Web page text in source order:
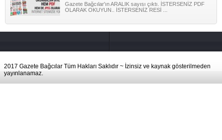
Gazete Bağcılar'ın ARALIK sayısı çıktı. İSTERSENİZ PDF
OLARAK OKUYUN.. İSTERSENİZ RESİ ...
2017 Gazete Bağcılar Tüm Hakları Saklıdır ~ İzinsiz ve kaynak gösterilmeden
yayınlanamaz.